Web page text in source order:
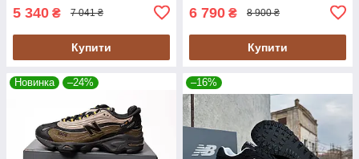
5 340 ₴ 7 041 ₴
Купити
6 790 ₴ 8 900 ₴
Купити
Новинка –24% –16%